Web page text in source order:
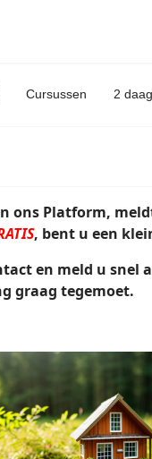
Cursussen 2
ons Platform,
, bent u een
en meld u snel
graag tegemoet.